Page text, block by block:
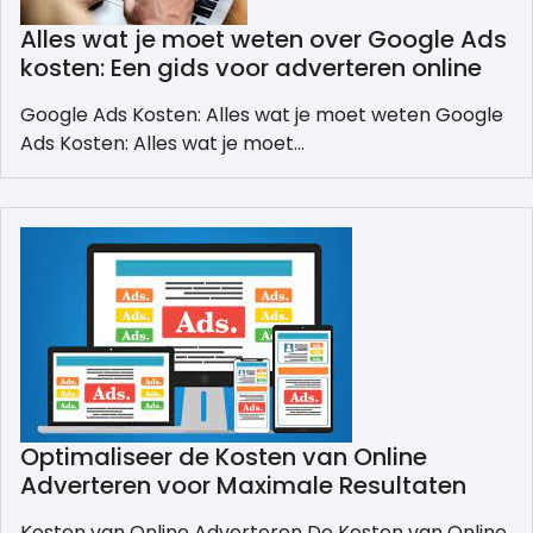
Alles wat je moet weten over Google Ads
kosten: Een gids voor adverteren online
Google Ads Kosten: Alles wat je moet weten Google
Ads Kosten: Alles wat je moet…
Optimaliseer de Kosten van Online
Adverteren voor Maximale Resultaten